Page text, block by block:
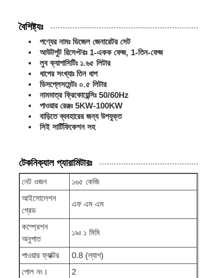
সব ক্ষেত্রেই
উদ্ধৃতির জন্য আবেদন
ডিজেল জেনারেটর সেট
পেট্রোল জেনারেটর সেট
পোর্টেবল জেনারেটর সেট
শিল্প জেনারেটর সেট
ডিজিটাল জেনারেটর সেট
ওপেন ফ্রেম জেনারেটর
বৈশিষ্ট্যঃ
পণ্যের নামঃ ডিজেল জেনারেটর সেট
আউটপুট রিসেপ্টরঃ 1-একক ফেজ, 1-তিন-ফেজ
লুব ক্যাপাসিটিঃ ১.৬৫ লিটার
ধাপের সংখ্যাঃ তিন ধাপ
ডিসপ্লেসমেন্টঃ ০.৫ লিটার
নামমাত্র ফ্রিকোয়েন্সিঃ 50/60Hz
পাওয়ার রেঞ্জঃ 5KW-100KW
বাড়িতে ব্যবহারের জন্য উপযুক্ত
সিই সার্টিফিকেশন সহ
টেকনিক্যাল প্যারামিটারঃ
নেট ওজন
১৬৫ কেজি
আইসোলেশন
গ্রেড
এফ এম এম
কম্প্রেশন
অনুপাত
১৯ঃ ১ মিমি
পাওয়ার ফ্যাক্টর
0.8 (ল্যাগ)
পোল নং।
2